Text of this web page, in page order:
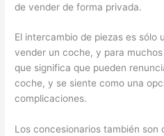
de vender de forma privada.
El intercambio de piezas es sólo
vender un coche, y para
que significa que pueden
coche, y se siente como una
complicaciones.
Los concesionarios también son